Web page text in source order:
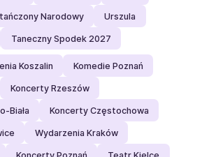
Narodowy Urszula
Taneczny Spodek 2027
Koszalin Komedie Poznań
Koncerty Rzeszów
Biała Koncerty Częstochowa
Wydarzenia Kraków